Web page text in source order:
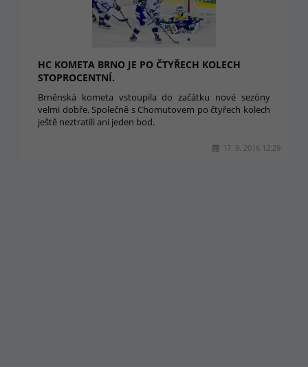
HC KOMETA BRNO JE PO ČTYŘECH KOLECH
STOPROCENTNÍ.
Brněnská kometa vstoupila do začátku nové sezóny
velmi dobře. Společně s Chomutovem po čtyřech kolech
ještě neztratili ani jeden bod.
17. 9. 2016 12:29